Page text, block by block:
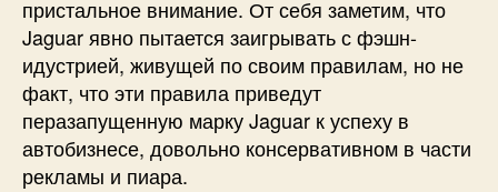
пристальное внимание. От себя заметим, что
Jaguar явно пытается заигрывать с фэшн-
идустрией, живущей по своим правилам, но не
факт, что эти правила приведут
перазапущенную марку Jaguar к успеху в
автобизнесе, довольно консервативном в части
рекламы и пиара.